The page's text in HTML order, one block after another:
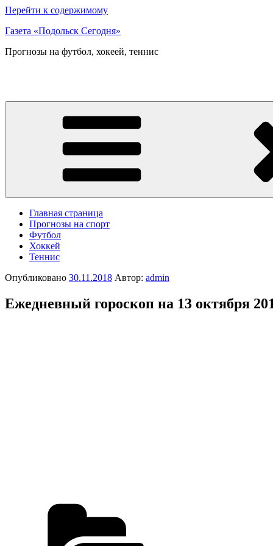
Перейти к содержимому
Газета «Подольск Сегодня»
Прогнозы на футбол, хокеей, теннис
Главная страница
Прогнозы на спорт
Футбол
Хоккей
Теннис
Опубликовано 30.11.2018 Автор: admin
Ежедневный гороскоп на 13 октября